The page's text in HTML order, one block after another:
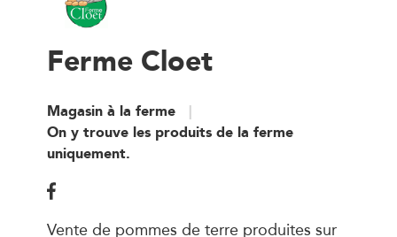
Ferme Cloet
Magasin à la ferme
On y trouve les produits de la ferme
uniquement.
Vente de pommes de terre produites sur